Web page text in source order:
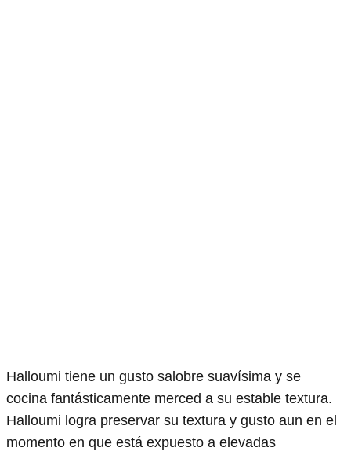
Halloumi tiene un gusto salobre suavísima y se
cocina fantásticamente merced a su estable textura.
Halloumi logra preservar su textura y gusto aun en el
momento en que está expuesto a elevadas